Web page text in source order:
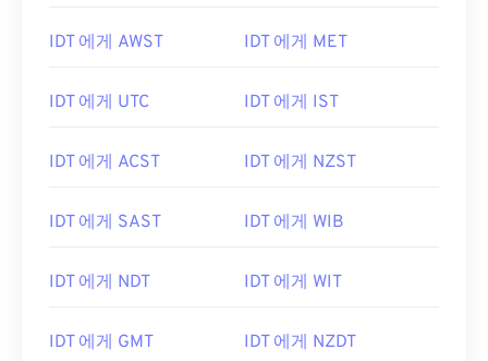
IDT 에게 AWST IDT 에게 MET
IDT 에게 UTC IDT 에게 IST
IDT 에게 ACST IDT 에게 NZST
IDT 에게 SAST IDT 에게 WIB
IDT 에게 NDT IDT 에게 WIT
IDT 에게 GMT IDT 에게 NZDT